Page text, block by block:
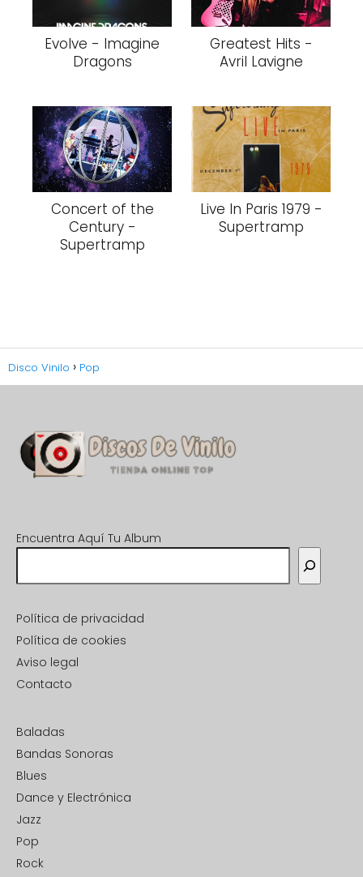
Evolve - Imagine
Dragons
Greatest Hits -
Avril Lavigne
Concert of the
Century -
Supertramp
Live In Paris 1979 -
Supertramp
Disco Vinilo Pop
Encuentra Aquí Tu Album
Política de privacidad
Política de cookies
Aviso legal
Contacto
Baladas
Bandas Sonoras
Blues
Dance y Electrónica
Jazz
Pop
Rock